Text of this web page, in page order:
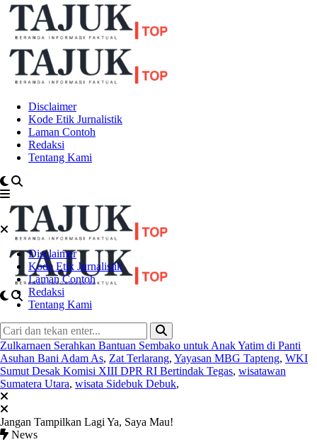
Disclaimer
Kode Etik Jurnalistik
Laman Contoh
Redaksi
Tentang Kami
Disclaimer
Kode Etik Jurnalistik
Laman Contoh
Redaksi
Tentang Kami
Zulkarnaen Serahkan Bantuan Sembako untuk Anak Yatim di Panti
Asuhan Bani Adam As, Zat Terlarang, Yayasan MBG Tapteng, WKI
Sumut Desak Komisi XIII DPR RI Bertindak Tegas, wisatawan
Sumatera Utara, wisata Sidebuk Debuk,
Jangan Tampilkan Lagi Ya, Saya Mau!
News